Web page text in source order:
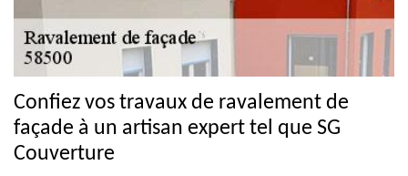
Confiez vos travaux de ravalement de
façade à un artisan expert tel que SG
Couverture